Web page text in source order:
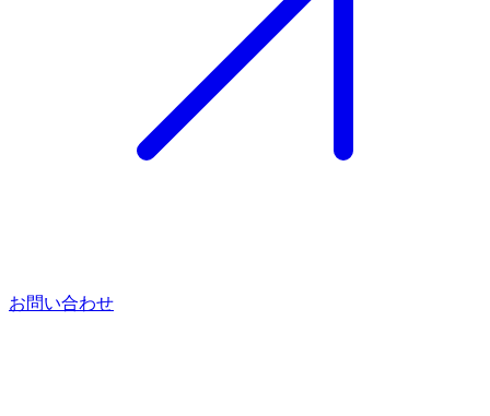
お問い合わせ